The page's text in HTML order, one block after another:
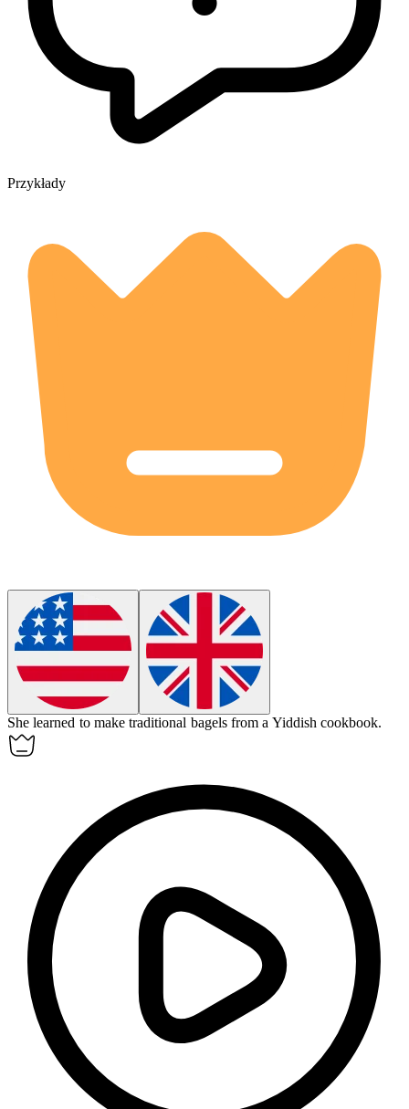
Przykłady
She learned to make traditional bagels from a Yiddish cookbook.